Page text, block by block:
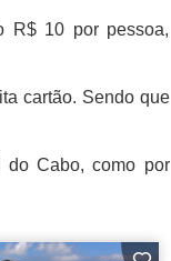
R$ 10 por pessoa,
cartão. Sendo que
do Cabo, como por